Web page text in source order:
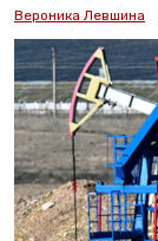
Вероника Левшина